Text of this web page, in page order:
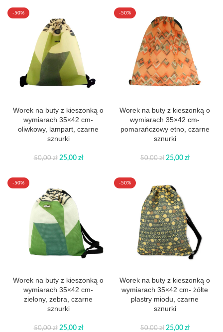
-50%
Worek na buty z kieszonką o
wymiarach 35×42 cm-
oliwkowy, lampart, czarne
sznurki
50,00zł 25,00 zł
-50%
Worek na buty z kieszonką o
wymiarach 35×42 cm-
pomarańczowy etno, czarne
sznurki
50,00zł 25,00 zł
-50%
Worek na buty z kieszonką o
wymiarach 35×42 cm-
zielony, zebra, czarne
sznurki
50,00zł 25,00 zł
-50%
Worek na buty z kieszonką o
wymiarach 35×42 cm- żółte
plastry miodu, czarne
sznurki
50,00zł 25,00 zł